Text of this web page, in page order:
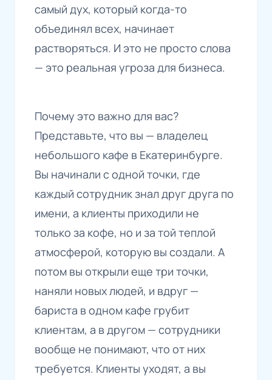
самый дух, который когда-то
объединял всех, начинает
растворяться. И это не просто слова
— это реальная угроза для бизнеса.
Почему это важно для вас?
Представьте, что вы — владелец
небольшого кафе в Екатеринбурге.
Вы начинали с одной точки, где
каждый сотрудник знал друг друга по
имени, а клиенты приходили не
только за кофе, но и за той теплой
атмосферой, которую вы создали. А
потом вы открыли еще три точки,
наняли новых людей, и вдруг —
бариста в одном кафе грубит
клиентам, а в другом — сотрудники
вообще не понимают, что от них
требуется. Клиенты уходят, а вы